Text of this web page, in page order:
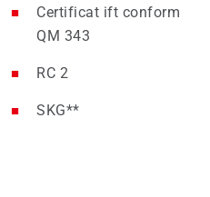
Certificat ift conform
QM 343
RC 2
SKG**